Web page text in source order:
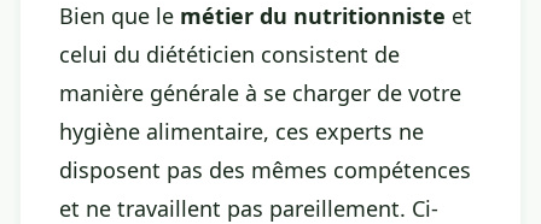
Bien que le métier du nutritionniste et
celui du diététicien consistent de
manière générale à se charger de votre
hygiène alimentaire, ces experts ne
disposent pas des mêmes compétences
et ne travaillent pas pareillement. Ci-